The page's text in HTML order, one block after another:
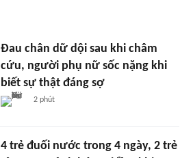
Đau chân dữ dội sau khi châm
cứu, người phụ nữ sốc nặng khi
biết sự thật đáng sợ
2 phút
4 trẻ đuối nước trong 4 ngày, 2 trẻ